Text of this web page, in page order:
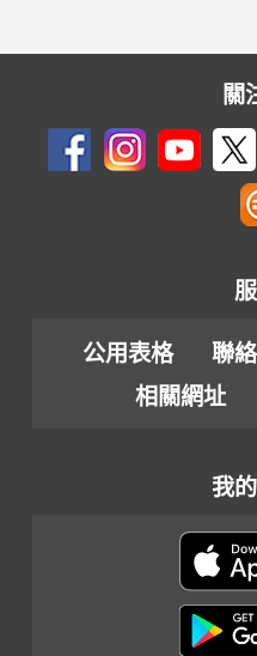
關
公用表格 聯
相關網址
我